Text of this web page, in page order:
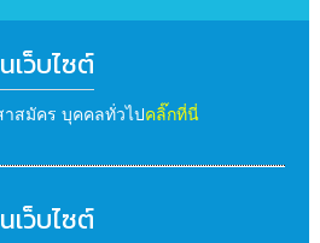
เว็บไซต์
าสมัคร บุคคลทั่วไปคลิ๊กที่นี่
เว็บไซต์